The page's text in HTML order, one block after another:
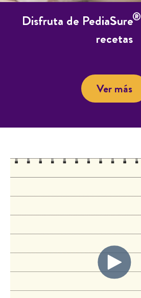
Disfruta de PediaSure®
recetas
Ver más